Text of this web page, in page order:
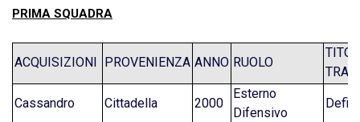
PRIMA SQUADRA
ACQUISIZIONI PROVENIENZA ANNO RUOLO
Cassandro Cittadella 2000
Esterno
Difensivo